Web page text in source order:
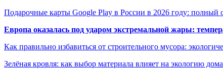
Подарочные карты Google Play в России в 2026 году: полный
Европа оказалась под ударом экстремальной жары:
Как правильно избавиться от строительного мусора:
Зелёная кровля: как выбор материала влияет на экологию